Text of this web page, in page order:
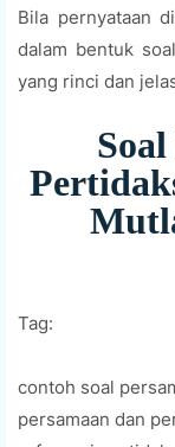
Bila pernyataan
dalam bentuk
yang rinci dan
Tag:
contoh soal
persamaan dan